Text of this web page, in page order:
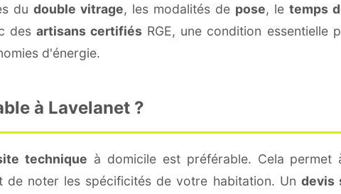
du double vitrage, les modalités de pose, le temps
des artisans certifiés RGE, une condition essentielle
d'énergie.
à Lavelanet ?
technique à domicile est préférable. Cela permet
noter les spécificités de votre habitation. Un devis